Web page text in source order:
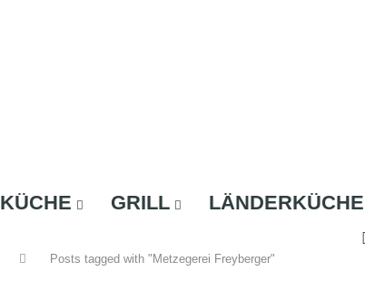
KÜCHE GRILL LÄNDERKÜCHE
Posts tagged with "Metzegerei Freyberger"